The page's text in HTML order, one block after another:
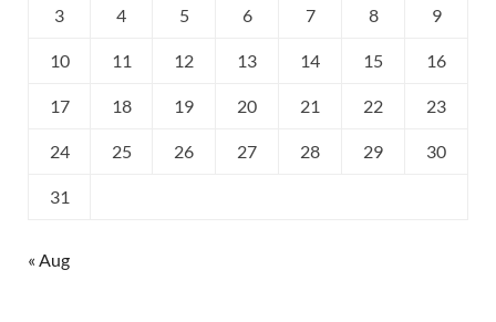
3 4 5 6 7 8 9
10 11 12 13 14 15 16
17 18 19 20 21 22 23
24 25 26 27 28 29 30
31
« Aug